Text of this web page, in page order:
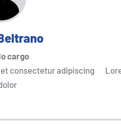
cargo
consectetur adipiscing